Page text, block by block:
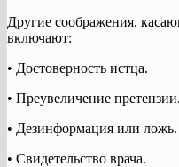
Другие соображения,
включают:
• Достоверность истца.
• Преувеличение претензии.
• Дезинформация или ложь.
• Свидетельство врача.